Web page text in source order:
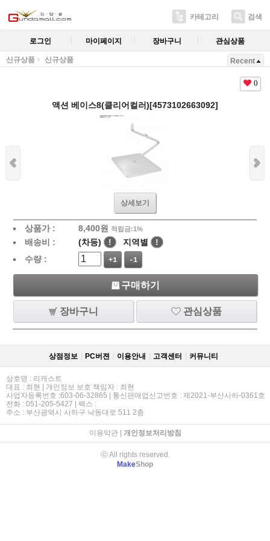
카테고리 검색
로그인 마이페이지 장바구니 관심상품
신규상품 신규상품 Recent
0
액션 베이스8(클리어컬러)[4573102663092]
상세보기
상품가 : 8,400원 적립금:1%
배송비 : (차등) ! 지역별
!
수량 :
+1 -1
구매하기
장바구니 관심상품
상점정보 PC버젼 이용안내 고객센터 커뮤니티
상호명 : 리캐스트
대표 : 최현 | 개인정보 보호 책임자 : 최현
사업자등록번호 :603-06-32865 | 통신판매업신고번호 : 제2021-부산사하-0361호
전화 : 051-205-5427 | 팩스 :
주소 : 부산광역시 사하구 낙동대로 511 2층
이용약관| 개인정보처리방침
ⓒ All rights reserved.
MakeShop